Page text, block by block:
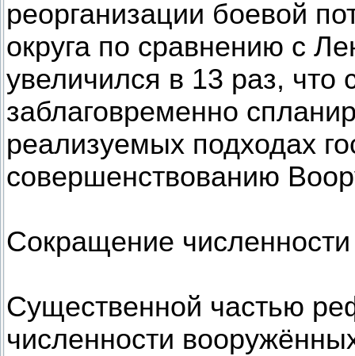
реорганизации боевой
округа по сравнению с
увеличился в 13 раз, что
заблаговременно
реализуемых подходах
совершенствованию
Сокращение численности
Существенной частью
численности